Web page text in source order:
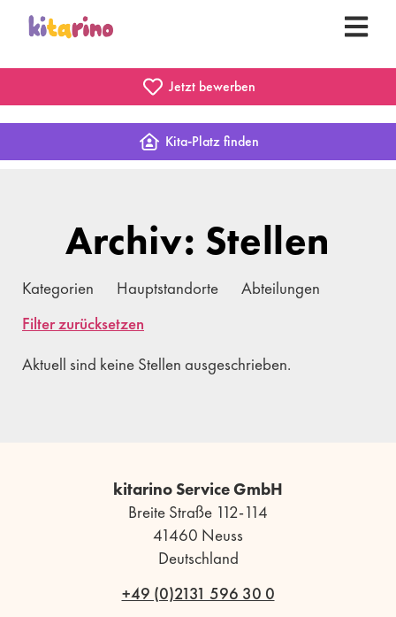
Jetzt bewerben
Kita-Platz finden
Archiv: Stellen
Kategorien Hauptstandorte
Abteilungen
Filter zurücksetzen
Aktuell sind keine Stellen ausgeschrieben.
kitarino Service GmbH
Breite Straße 112-114
41460 Neuss
Deutschland
+49 (0)2131 596 30 0